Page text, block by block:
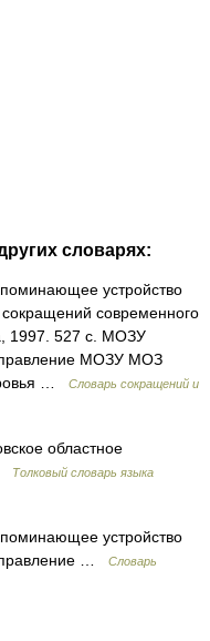
словарях:
устройство
современного
1997. 527 с. МОЗУ
МОЗУ МОЗ
…
Словарь сокращений и
областное
Толковый словарь языка
устройство
…
Словарь